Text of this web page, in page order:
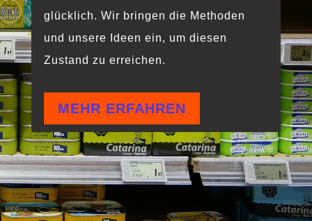
glücklich. Wir bringen die Methoden
und unsere Ideen ein, um diesen
Zustand zu erreichen.
MEHR ERFAHREN